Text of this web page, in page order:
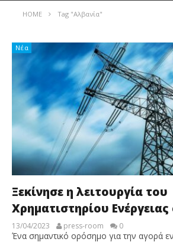
HOME Tag "Αλβανία"
Νέα
Ξεκίνησε η λειτουργία του
Χρηματιστηρίου
13/04/2023 press-room 0
Ένα σημαντικό ορόσημο για την αγορά